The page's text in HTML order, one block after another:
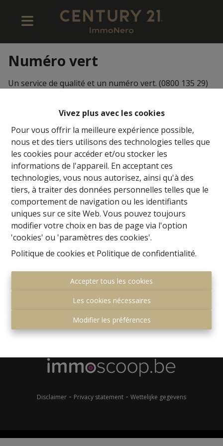
Vivez plus avec les cookies
Pour vous offrir la meilleure expérience possible,
nous et des tiers utilisons des technologies telles que
les cookies pour accéder et/ou stocker les
informations de l'appareil. En acceptant ces
technologies, vous nous autorisez, ainsi qu'à des
tiers, à traiter des données personnelles telles que le
comportement de navigation ou les identifiants
uniques sur ce site Web. Vous pouvez toujours
modifier votre choix en bas de page via l'option
'cookies' ou 'paramètres des cookies'.
Politique de cookies et Politique de confidentialité.
Accepter tous les cookies
Les cookies nécessaires
Modifier les préférences
Numéro vert
Un service de qualité et un numéro vert. (0800 135 29)
Gemeenteplein 7
1560 Hoeilaart
+32 (0)2 657 36 99
Disclaimer - Privacy statement - Wettelijke gegevens